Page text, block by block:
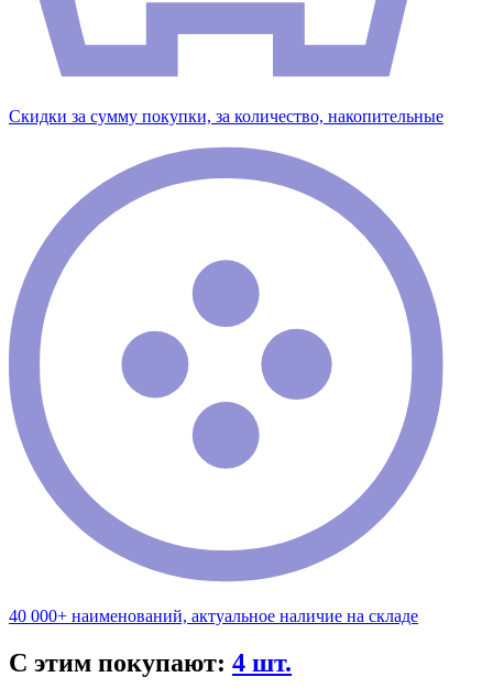
Скидки за сумму покупки, за количество, накопительные
40 000+ наименований, актуальное наличие на складе
С этим покупают: 4 шт.